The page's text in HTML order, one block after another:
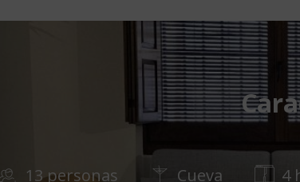
13 personas Cueva 4